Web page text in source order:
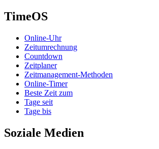
TimeOS
Online-Uhr
Zeitumrechnung
Countdown
Zeitplaner
Zeitmanagement-Methoden
Online-Timer
Beste Zeit zum
Tage seit
Tage bis
Soziale Medien